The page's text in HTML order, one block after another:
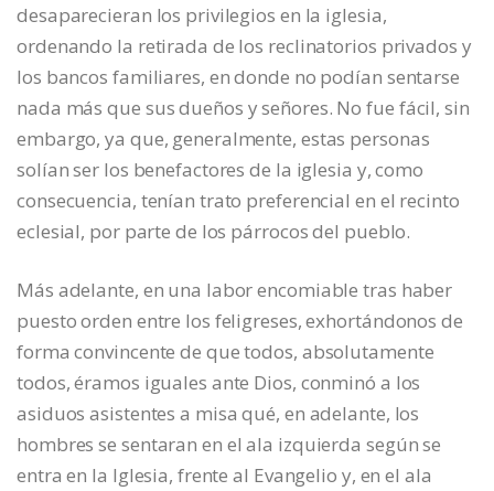
desaparecieran los privilegios en la iglesia,
ordenando la retirada de los reclinatorios privados y
los bancos familiares, en donde no podían sentarse
nada más que sus dueños y señores. No fue fácil, sin
embargo, ya que, generalmente, estas personas
solían ser los benefactores de la iglesia y, como
consecuencia, tenían trato preferencial en el recinto
eclesial, por parte de los párrocos del pueblo.
Más adelante, en una labor encomiable tras haber
puesto orden entre los feligreses, exhortándonos de
forma convincente de que todos, absolutamente
todos, éramos iguales ante Dios, conminó a los
asiduos asistentes a misa qué, en adelante, los
hombres se sentaran en el ala izquierda según se
entra en la Iglesia, frente al Evangelio y, en el ala